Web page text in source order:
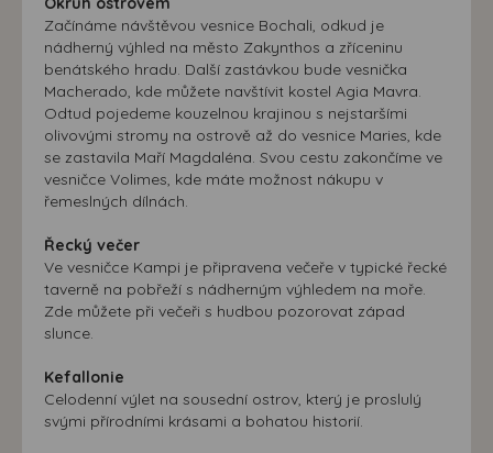
Začínáme návštěvou vesnice Bochali, odkud je
nádherný výhled na město Zakynthos a zříceninu
benátského hradu. Další zastávkou bude vesnička
Macherado, kde můžete navštívit kostel Agia Mavra.
Odtud pojedeme kouzelnou krajinou s nejstaršími
olivovými stromy na ostrově až do vesnice Maries, kde
se zastavila Maří Magdaléna. Svou cestu zakončíme ve
vesničce Volimes, kde máte možnost nákupu v
řemeslných dílnách.
Řecký večer
Ve vesničce Kampi je připravena večeře v typické řecké
taverně na pobřeží s nádherným výhledem na moře.
Zde můžete při večeři s hudbou pozorovat západ
slunce.
Kefallonie
Celodenní výlet na sousední ostrov, který je proslulý
svými přírodními krásami a bohatou historií.